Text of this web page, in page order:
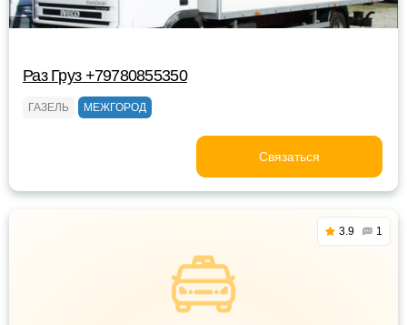
Раз Груз +79780855350
ГАЗЕЛЬ МЕЖГОРОД
Связаться
3.9 1